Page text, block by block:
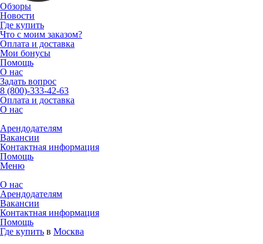
Обзоры
Новости
Где купить
Что с моим заказом?
Оплата и доставка
Мои бонусы
Помощь
О нас
Задать вопрос
8 (800)-333-42-63
Оплата и доставка
О нас
Арендодателям
Вакансии
Контактная информация
Помощь
Меню
О нас
Арендодателям
Вакансии
Контактная информация
Помощь
Где купить в Москва